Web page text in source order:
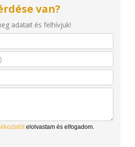
van?
adatait és felhívjuk!
elolvastam és elfogadom.